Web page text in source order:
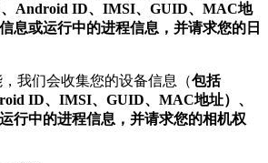
Android ID、IMSI、GUID、MAC地
息或运行中的进程信息，并请求您的日
我们会收集您的设备信息（包括
ID、IMSI、GUID、MAC地址）、
行中的进程信息，并请求您的相机权